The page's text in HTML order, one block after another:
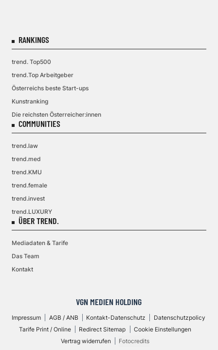
RANKINGS
trend. Top500
trend.Top Arbeitgeber
Österreichs beste Start-ups
Kunstranking
Die reichsten Österreicher:innen
COMMUNITIES
trend.law
trend.med
trend.KMU
trend.female
trend.invest
trend.LUXURY
ÜBER TREND.
Mediadaten & Tarife
Das Team
Kontakt
VGN MEDIEN HOLDING
Impressum AGB / ANB Kontakt-Datenschutz
Datenschutzpolicy
Tarife Print / Online
Redirect Sitemap
Cookie Einstellungen
Vertrag widerrufen
Fotocredits